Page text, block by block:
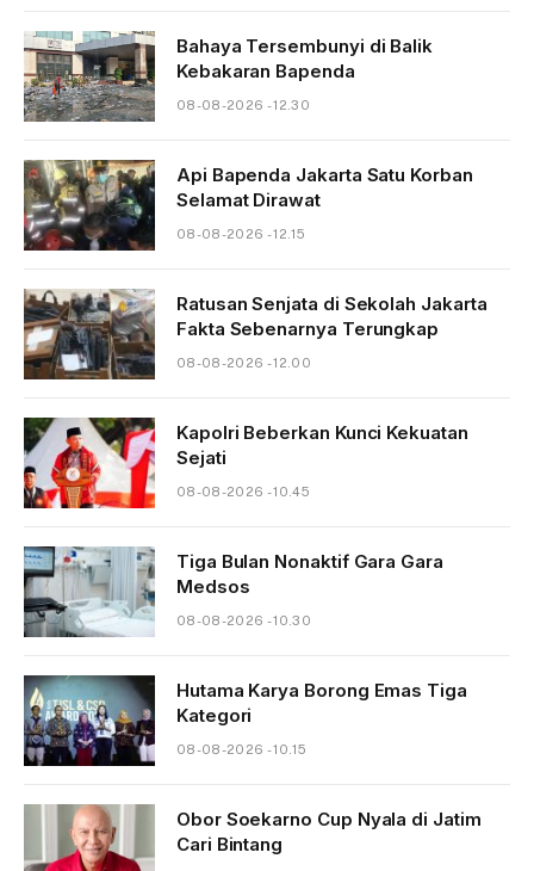
Bahaya Tersembunyi di Balik
Kebakaran Bapenda
08-08-2026 - 12.30
Api Bapenda Jakarta Satu Korban
Selamat Dirawat
08-08-2026 - 12.15
Ratusan Senjata di Sekolah Jakarta
Fakta Sebenarnya Terungkap
08-08-2026 - 12.00
Kapolri Beberkan Kunci Kekuatan
Sejati
08-08-2026 - 10.45
Tiga Bulan Nonaktif Gara Gara
Medsos
08-08-2026 - 10.30
Hutama Karya Borong Emas Tiga
Kategori
08-08-2026 - 10.15
Obor Soekarno Cup Nyala di Jatim
Cari Bintang